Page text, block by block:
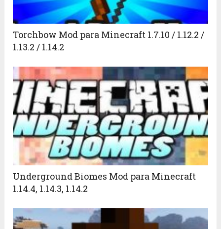
Torchbow Mod para Minecraft 1.7.10 / 1.12.2 /
1.13.2 / 1.14.2
Underground Biomes Mod para Minecraft
1.14.4, 1.14.3, 1.14.2